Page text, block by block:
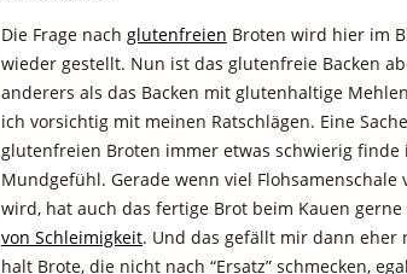
Die Frage nach glutenfreien Broten wird hier im
wieder gestellt. Nun ist das glutenfreie Backen
anderers als das Backen mit glutenhaltige
ich vorsichtig mit meinen Ratschlägen. Eine
glutenfreien Broten immer etwas schwierig finde
Mundgefühl. Gerade wenn viel Flohsamenschale
wird, hat auch das fertige Brot beim Kauen gerne
von Schleimigkeit. Und das gefällt mir dann eher
halt Brote, die nicht nach “Ersatz” schmecken,